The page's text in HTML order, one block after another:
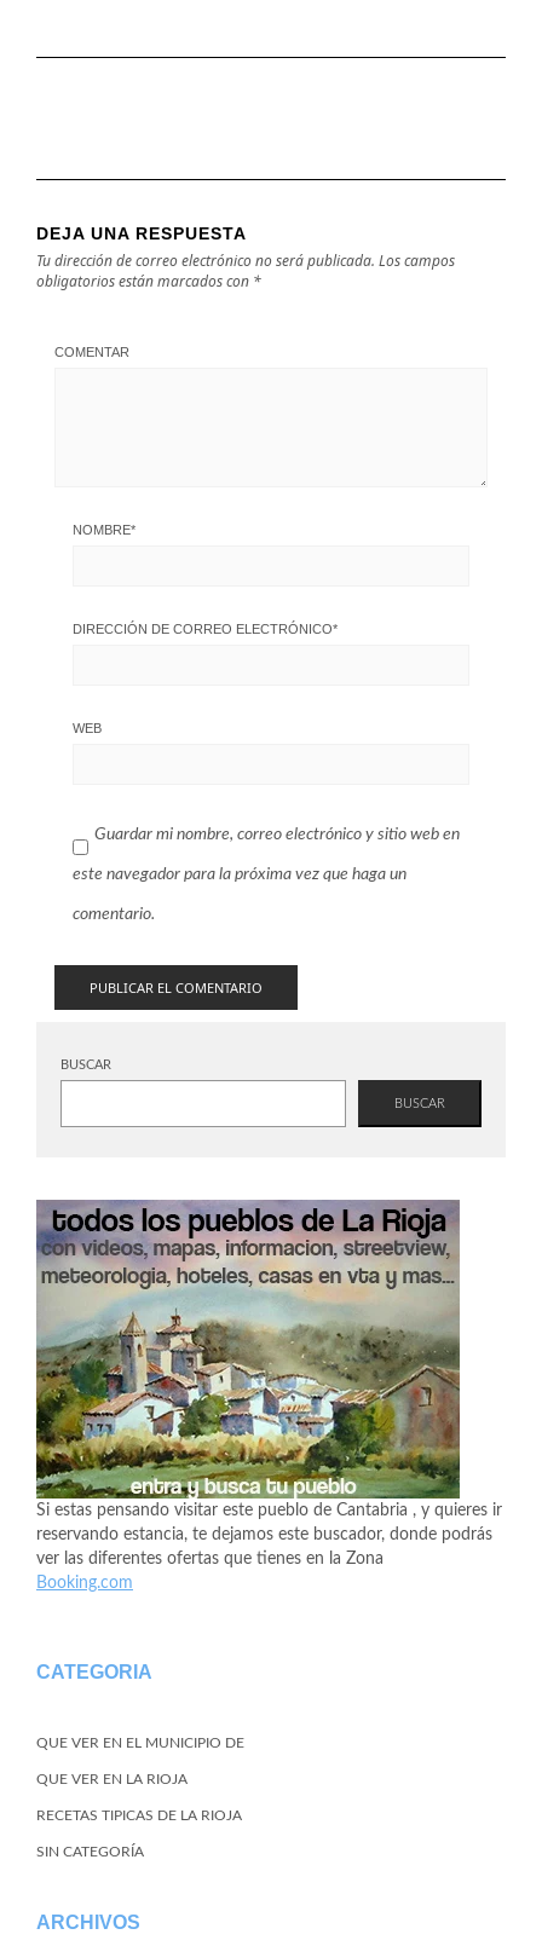
DEJA UNA RESPUESTA
Tu dirección de correo electrónico no será publicada. Los campos
obligatorios están marcados con *
COMENTAR
NOMBRE*
DIRECCIÓN DE CORREO ELECTRÓNICO*
WEB
Guardar mi nombre, correo electrónico y sitio web en
este navegador para la próxima vez que haga un
comentario.
BUSCAR
BUSCAR
Si estas pensando visitar este pueblo de Cantabria , y quieres ir
reservando estancia, te dejamos este buscador, donde podrás
ver las diferentes ofertas que tienes en la Zona
Booking.com
CATEGORIA
QUE VER EN EL MUNICIPIO DE
QUE VER EN LA RIOJA
RECETAS TIPICAS DE LA RIOJA
SIN CATEGORÍA
ARCHIVOS